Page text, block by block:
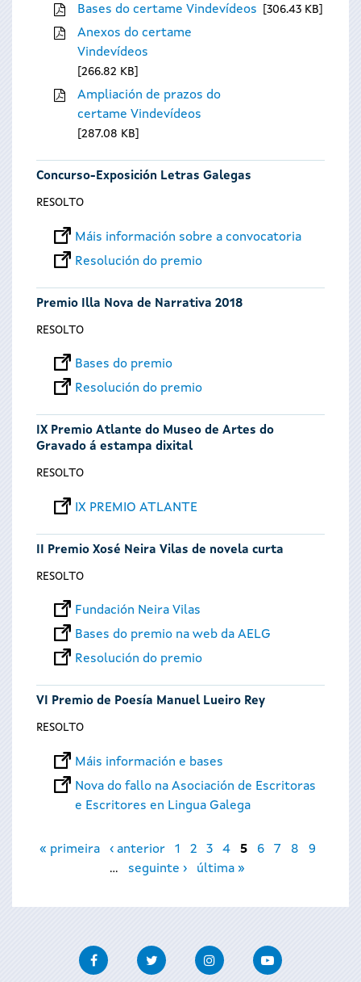
Bases do certame Vindevídeos 306.43 KB
Anexos do certame
Vindevídeos
266.82 KB
Ampliación de prazos do
certame Vindevídeos
287.08 KB
Concurso-Exposición Letras Galegas
RESOLTO
Máis información sobre a convocatoria
Resolución do premio
Premio Illa Nova de Narrativa 2018
RESOLTO
Bases do premio
Resolución do premio
IX Premio Atlante do Museo de Artes do
Gravado á estampa dixital
RESOLTO
IX PREMIO ATLANTE
II Premio Xosé Neira Vilas de novela curta
RESOLTO
Fundación Neira Vilas
Bases do premio na web da AELG
Resolución do premio
VI Premio de Poesía Manuel Lueiro Rey
RESOLTO
Máis información e bases
Nova do fallo na Asociación de Escritoras
e Escritores en Lingua Galega
Páxinas
« primeira ‹ anterior 1 2 3 4 5 6 7 8
9
…
seguinte › última »
FacebookTwitter InstagramYoutube